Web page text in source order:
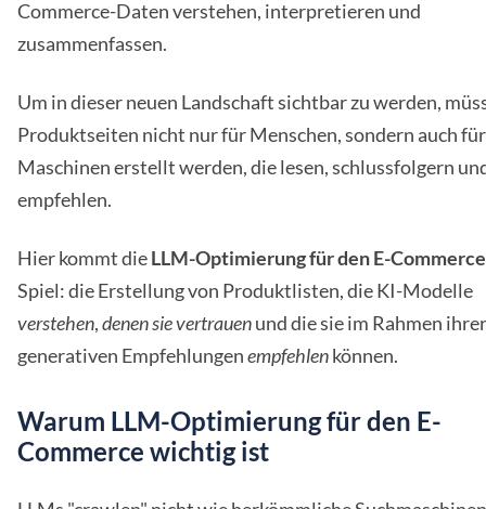
Commerce-Daten verstehen, interpretieren und
zusammenfassen.
Um in dieser neuen Landschaft sichtbar zu werden,
Produktseiten nicht nur für Menschen, sondern auch für
Maschinen erstellt werden, die lesen, schlussfolgern
empfehlen.
Hier kommt dieLLM-Optimierung für den E-Commerce
Spiel: die Erstellung von Produktlisten, die KI-Modelle
verstehen,denen sie vertrauenund die sie im Rahmen ihrer
generativen Empfehlungenempfehlenkönnen.
Warum LLM-Optimierung für den E-
Commerce wichtig ist